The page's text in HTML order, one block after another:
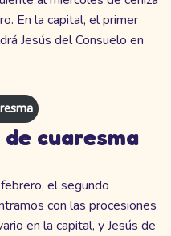
En la capital, el primer
Jesús del Consuelo en
cuaresma
el segundo
con las procesiones
en la capital, y Jesús de